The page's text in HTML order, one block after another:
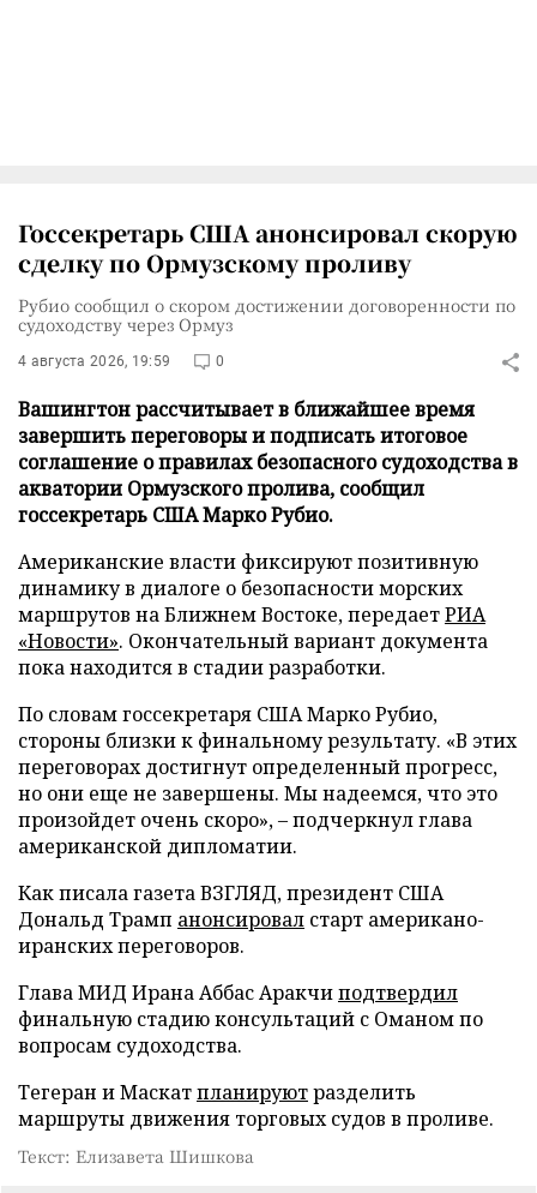
Госсекретарь США анонсировал скорую
сделку по Ормузскому проливу
Рубио сообщил о скором достижении договоренности по
судоходству через Ормуз
4 августа 2026, 19:59 0
Вашингтон рассчитывает в ближайшее время
завершить переговоры и подписать итоговое
соглашение о правилах безопасного судоходства в
акватории Ормузского пролива, сообщил
госсекретарь США Марко Рубио.
Американские власти фиксируют позитивную
динамику в диалоге о безопасности морских
маршрутов на Ближнем Востоке, передаетРИА
«Новости». Окончательный вариант документа
пока находится в стадии разработки.
По словам госсекретаря США Марко Рубио,
стороны близки к финальному результату. «В этих
переговорах достигнут определенный прогресс,
но они еще не завершены. Мы надеемся, что это
произойдет очень скоро», – подчеркнул глава
американской дипломатии.
Как писала газета ВЗГЛЯД, президент США
Дональд Трамп анонсировал старт американо-
иранских переговоров.
Глава МИД Ирана Аббас Аракчиподтвердил
финальную стадию консультаций с Оманом по
вопросам судоходства.
Тегеран и Маскатпланируютразделить
маршруты движения торговых судов в проливе.
Текст: Елизавета Шишкова